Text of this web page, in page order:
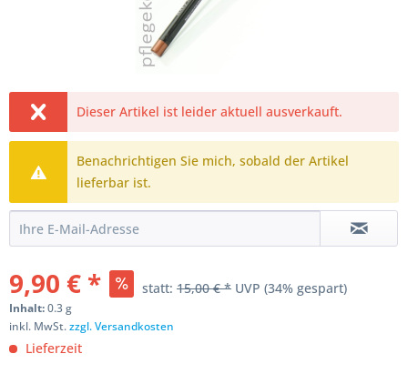
Dieser Artikel ist leider aktuell ausverkauft.
Benachrichtigen Sie mich, sobald der Artikel
lieferbar ist.
9,90 € * statt: 15,00 € * UVP (34% gespart)
Inhalt:0.3 g
inkl. MwSt.zzgl. Versandkosten
Lieferzeit